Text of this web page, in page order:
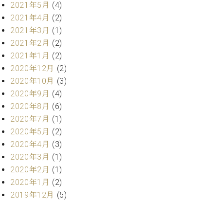
フ
タ
ー
ー
ビ
ス
(調
律)
律
師
紹
介
調
律
金
表
2021年5月 (4)
2021年4月 (2)
2021年3月 (1)
2021年2月 (2)
2021年1月 (2)
2020年12月 (2)
2020年10月 (3)
2020年9月 (4)
2020年8月 (6)
2020年7月 (1)
2020年5月 (2)
2020年4月 (3)
2020年3月 (1)
2020年2月 (1)
2020年1月 (2)
2019年12月 (5)